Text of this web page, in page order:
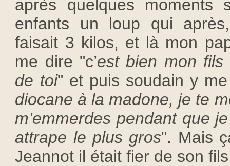
après quelques moments
enfants un loup qui
faisait 3 kilos, et là mon
me dire "c’est bien mon fils
de toi" et puis soudain y
diocane à la madone, je te
m’emmerdes pendant que
attrape le plus gros". Mais
Jeannot il était fier de son